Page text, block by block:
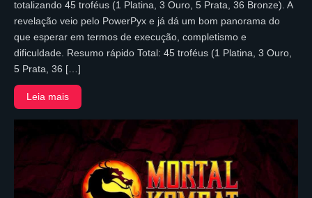
totalizando 45 troféus (1 Platina, 3 Ouro, 5 Prata, 36 Bronze). A
revelação veio pelo PowerPyx e já dá um bom panorama do
que esperar em termos de execução, completismo e
dificuldade. Resumo rápido Total: 45 troféus (1 Platina, 3 Ouro,
5 Prata, 36 […]
Leia mais